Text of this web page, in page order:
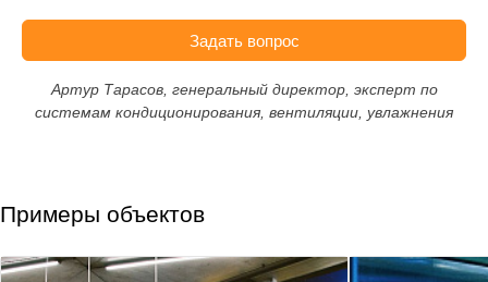
Задать вопрос
Артур Тарасов, генеральный директор, эксперт по
системам кондиционирования, вентиляции, увлажнения
Примеры объектов